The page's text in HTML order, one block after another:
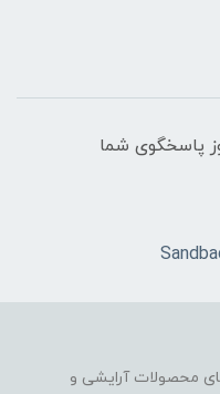
شبانه‌روز پاسخگوی شما
محصولات آرایشی و